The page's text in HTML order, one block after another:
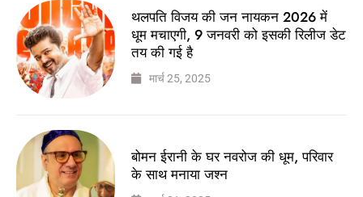
थलपति विजय की जन नायकन 2026 में
धूम मचाएगी, 9 जनवरी को इसकी रिलीज डेट
तय की गई है
मार्च 25, 2025
बोमन ईरानी के घर नवरोज की धूम, परिवार
के साथ मनाया जश्न